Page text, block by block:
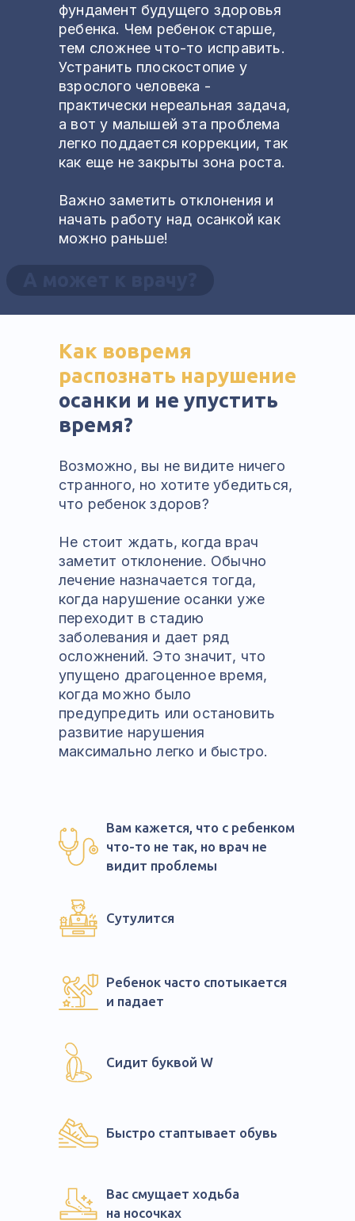
фундамент будущего здоровья
ребенка. Чем ребенок старше,
тем сложнее что-то исправить.
Устранить плоскостопие у
взрослого человека -
практически нереальная задача,
а вот у малышей эта проблема
легко поддается коррекции, так
как еще не закрыты зона роста.
Важно заметить отклонения и
начать работу над осанкой как
можно раньше!
Как вовремя
распознать нарушение
осанки и не упустить
время?
Возможно, вы не видите ничего
странного, но хотите убедиться,
что ребенок здоров?
Не стоит ждать, когда врач
заметит отклонение. Обычно
лечение назначается тогда,
когда нарушение осанки уже
переходит в стадию
заболевания и дает ряд
осложнений. Это значит, что
упущено драгоценное время,
когда можно было
предупредить или остановить
развитие нарушения
максимально легко и быстро.
Вам кажется, что с ребенком
что-то не так, но врач не
видит проблемы
Сутулится
Ребенок часто спотыкается
и падает
Быстро стаптывает обувь
Сидит буквой W
Вас смущает ходьба
на носочках